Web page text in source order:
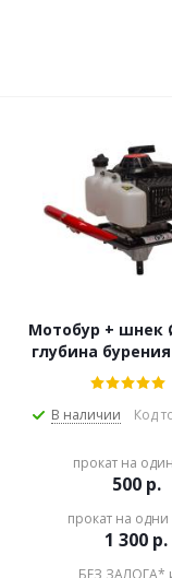
Мотобур + шнек
глубина
В наличии Код
прокат на
500р.
прокат на одни
1 300 р.
БЕЗ ЗАЛОГА*